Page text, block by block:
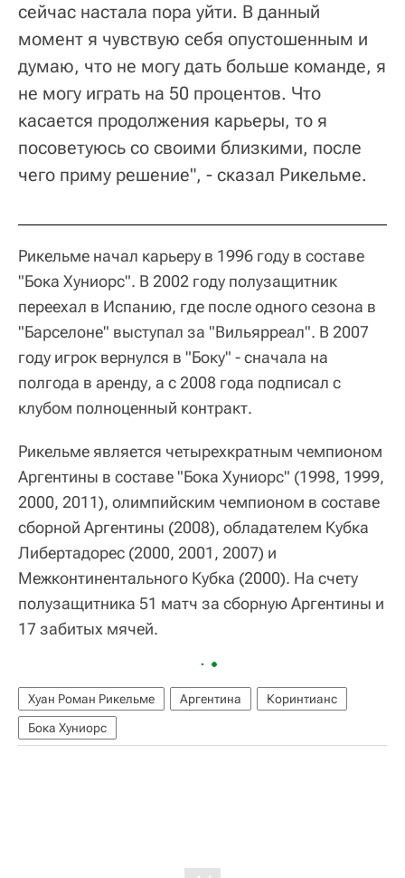
сейчас настала пора уйти. В данный
момент я чувствую себя опустошенным и
думаю, что не могу дать больше команде, я
не могу играть на 50 процентов. Что
касается продолжения карьеры, то я
посоветуюсь со своими близкими, после
чего приму решение", - сказал Рикельме.
Рикельме начал карьеру в 1996 году в составе
"Бока Хуниорс". В 2002 году полузащитник
переехал в Испанию, где после одного сезона в
"Барселоне" выступал за "Вильярреал". В 2007
году игрок вернулся в "Боку" - сначала на
полгода в аренду, а с 2008 года подписал с
клубом полноценный контракт.
Рикельме является четырехкратным чемпионом
Аргентины в составе "Бока Хуниорс" (1998, 1999,
2000, 2011), олимпийским чемпионом в составе
сборной Аргентины (2008), обладателем Кубка
Либертадорес (2000, 2001, 2007) и
Межконтинентального Кубка (2000). На счету
полузащитника 51 матч за сборную Аргентины и
17 забитых мячей.
Хуан Роман Рикельме Аргентина
Коринтианс
Бока Хуниорс